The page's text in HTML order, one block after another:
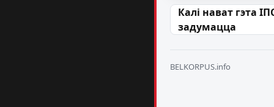
Навігацыя па
Калі нават гэта
задумацца
BELKORPUS.info